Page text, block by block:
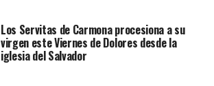
Los Servitas de Carmona procesiona a su
virgen este Viernes de Dolores desde la
iglesia del Salvador